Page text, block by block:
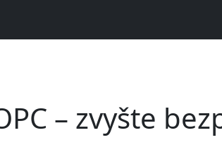
– zvyšte